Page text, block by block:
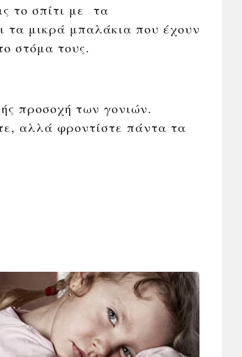
το σπίτι με τα
τα μικρά μπαλάκια που έχουν
στόμα τους.
προσοχή των γονιών.
αλλά φροντίστε πάντα τα